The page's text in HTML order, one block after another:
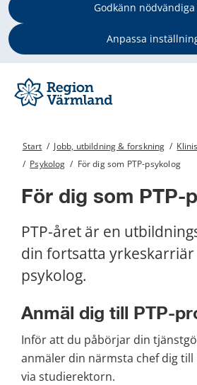
Godkänn nödvändiga
Anpassa
Start / Jobb, utbildning & forskning /
/ Psykolog / För dig som PTP-psykolog
För dig som PTP-
PTP-året är en
din fortsatta yrkeskarriär
psykolog.
Anmäl dig till PTP-
Inför att du påbörjar din
anmäler din närmsta chef dig
via studierektorn.